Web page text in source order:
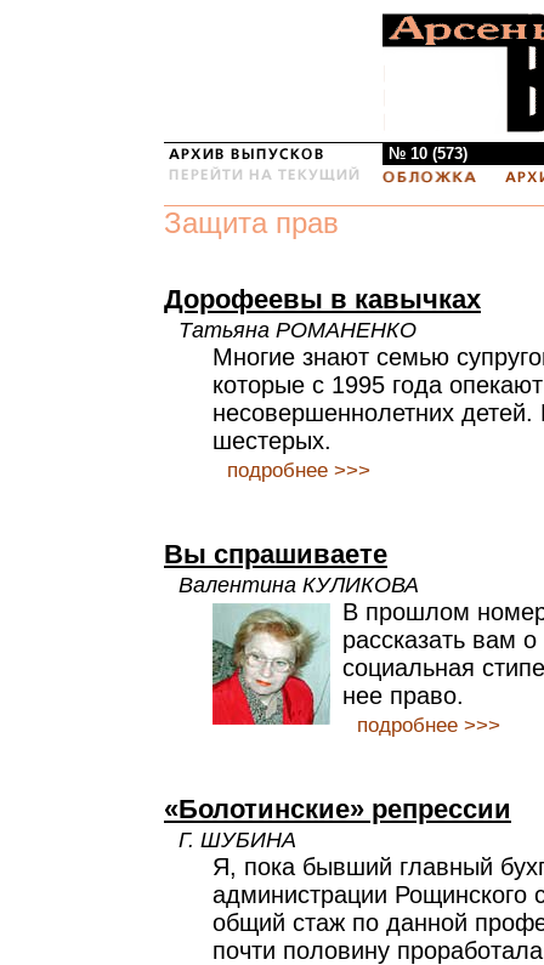
№ 10 (573)
Защита прав
Дорофеевы в кавычках
Татьяна РОМАНЕНКО
Многие знают семью
которые с 1995 года опекают
несовершеннолетних детей.
шестерых.
подробнее >>>
Вы спрашиваете
Валентина КУЛИКОВА
В прошлом
рассказать вам
социальная
нее право.
подробнее >>>
«Болотинские» репрессии
Г. ШУБИНА
Я, пока бывший главный
администрации Рощинского
общий стаж по данной
почти половину